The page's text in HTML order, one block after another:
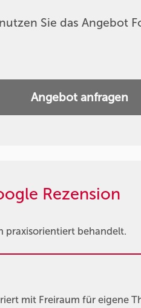
Sie das Angebot
Angebot anfragen
Rezension
praxisorientiert behandelt.
mit Freiraum für eigene